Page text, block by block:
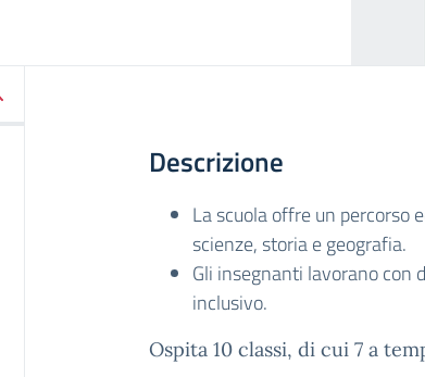
Descrizione
La scuola offre un percorso
scienze, storia e geografia.
Gli insegnanti lavorano con
inclusivo.
Ospita 10 classi, di cui 7 a